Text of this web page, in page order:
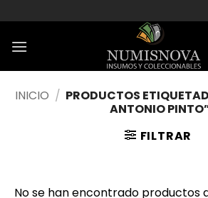
al
contenido
INICIO / PRODUCTOS
ANTONIO
FILTRAR
No se han encontrado productos